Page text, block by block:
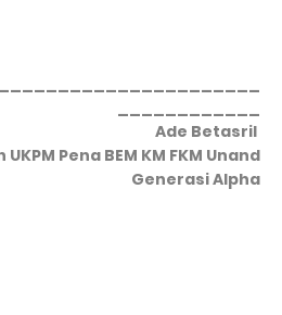
Ade Betasril
Pena BEM KM FKM Unand
Generasi Alpha